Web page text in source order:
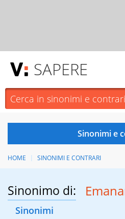
SAPERE
HOME SINONIMI E CONTRARI
Sinonimo di:
Sinonimi